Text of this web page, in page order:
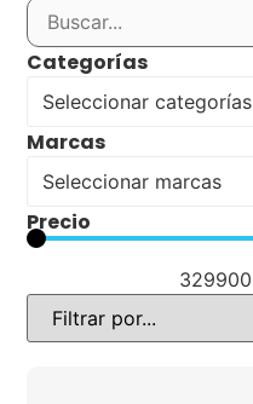
Categorías
Seleccionar categorías
Marcas
Seleccionar marcas
Precio
329900